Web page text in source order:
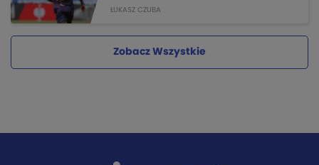
ŁUKASZ CZUBA
Zobacz Wszystkie